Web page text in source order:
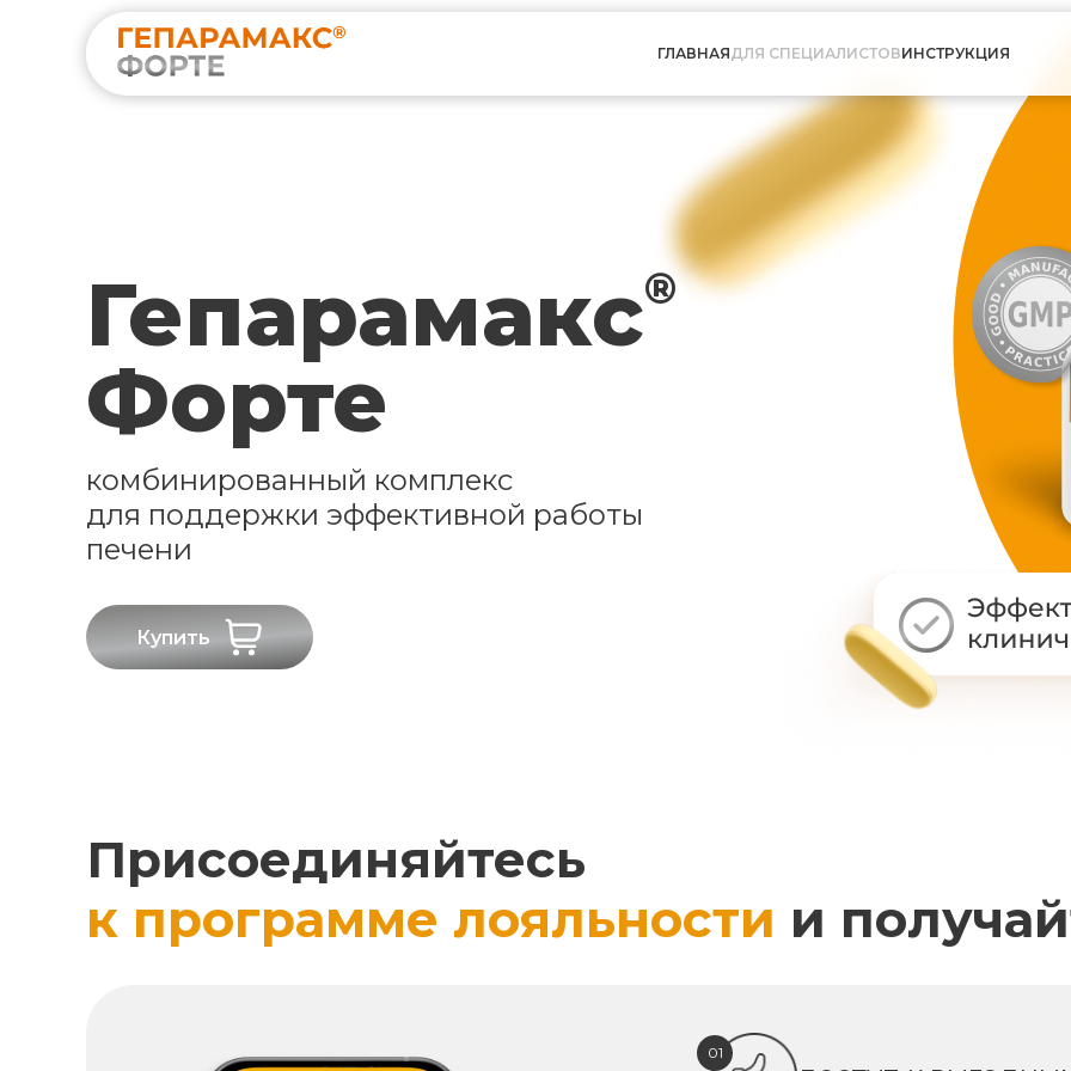
ГЛАВНАЯДЛЯ СПЕЦИАЛИСТОВИНСТРУКЦИЯ
Гепарамакс®
Форте
комбинированный комплекс
для поддержки эффективной работы
печени
Купить
Присоединяйтесь
к программе лояльности и
01